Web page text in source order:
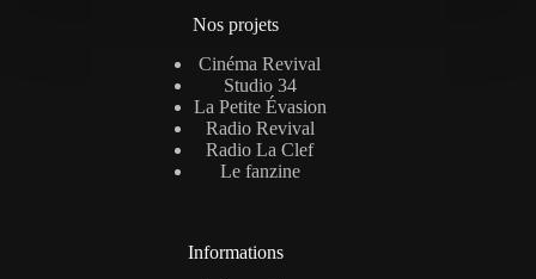
Nos projets
Cinéma Revival
Studio 34
La Petite Évasion
Radio Revival
Radio La Clef
Le fanzine
Informations